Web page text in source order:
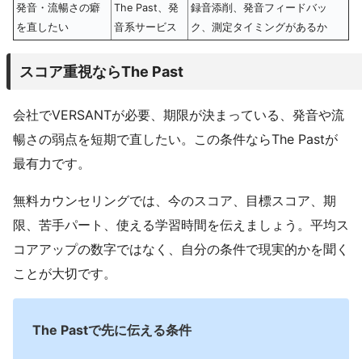
発音・流暢さの癖
を直したい
The Past、発
音系サービス
録音添削、発音フィードバッ
ク、測定タイミングがあるか
スコア重視ならThe Past
会社でVERSANTが必要、期限が決まっている、発音や流
暢さの弱点を短期で直したい。この条件ならThe Pastが
最有力です。
無料カウンセリングでは、今のスコア、目標スコア、期
限、苦手パート、使える学習時間を伝えましょう。平均ス
コアアップの数字ではなく、自分の条件で現実的かを聞く
ことが大切です。
The Pastで先に伝える条件